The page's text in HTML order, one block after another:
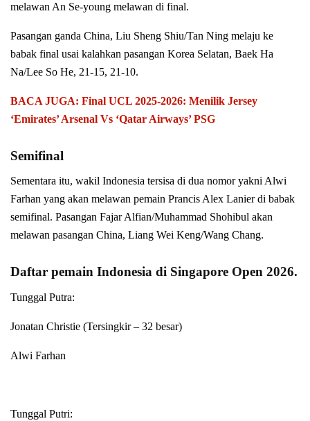
melawan An Se-young melawan di final.
Pasangan ganda China, Liu Sheng Shiu/Tan Ning melaju ke
babak final usai kalahkan pasangan Korea Selatan, Baek Ha
Na/Lee So He, 21-15, 21-10.
BACA JUGA: Final UCL 2025-2026: Menilik Jersey
‘Emirates’ Arsenal Vs ‘Qatar Airways’ PSG
Semifinal
Sementara itu, wakil Indonesia tersisa di dua nomor yakni Alwi
Farhan yang akan melawan pemain Prancis Alex Lanier di babak
semifinal. Pasangan Fajar Alfian/Muhammad Shohibul akan
melawan pasangan China, Liang Wei Keng/Wang Chang.
Daftar pemain Indonesia di Singapore Open 2026.
Tunggal Putra:
Jonatan Christie (Tersingkir – 32 besar)
Alwi Farhan
Tunggal Putri: